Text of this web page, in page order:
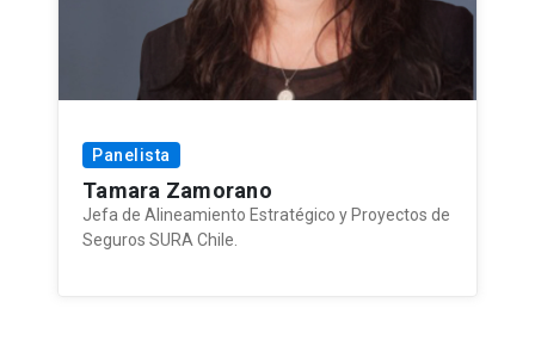
Panelista
Tamara Zamorano
Jefa de Alineamiento Estratégico y Proyectos de
Seguros SURA Chile.